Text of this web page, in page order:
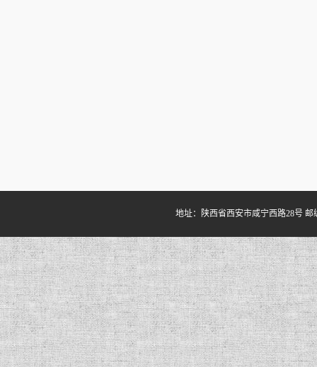
地址：陕西省西安市咸宁西路28号